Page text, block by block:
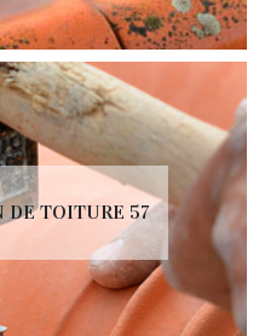
DE TOITURE 57